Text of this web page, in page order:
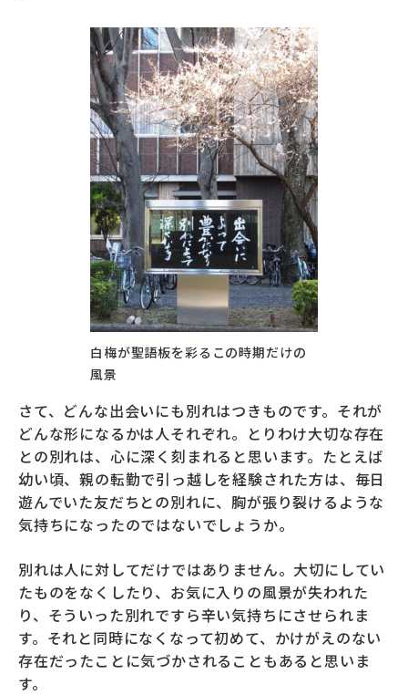
白梅が聖語板を彩るこの時期だけの
風景
さて、どんな出会いにも別れはつきものです。それが
どんな形になるかは人それぞれ。とりわけ大切な存在
との別れは、心に深く刻まれると思います。たとえば
幼い頃、親の転勤で引っ越しを経験された方は、毎日
遊んでいた友だちとの別れに、胸が張り裂けるような
気持ちになったのではないでしょうか。
別れは人に対してだけではありません。大切にしてい
たものをなくしたり、お気に入りの風景が失われた
り、そういった別れですら辛い気持ちにさせられま
す。それと同時になくなって初めて、かけがえのない
存在だったことに気づかされることもあると思いま
す。